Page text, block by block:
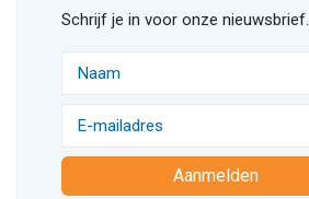
Schrijf je in voor onze nieuwsbrief.
Aanmelden